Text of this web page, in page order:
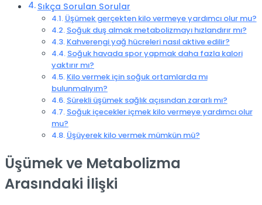
Sıkça Sorulan Sorular
Üşümek gerçekten kilo vermeye yardımcı olur mu?
Soğuk duş almak metabolizmayı hızlandırır mı?
Kahverengi yağ hücreleri nasıl aktive edilir?
Soğuk havada spor yapmak daha fazla kalori
yaktırır mı?
Kilo vermek için soğuk ortamlarda mı
bulunmalıyım?
Sürekli üşümek sağlık açısından zararlı mı?
Soğuk içecekler içmek kilo vermeye yardımcı olur
mu?
Üşüyerek kilo vermek mümkün mü?
Üşümek ve Metabolizma
Arasındaki İlişki